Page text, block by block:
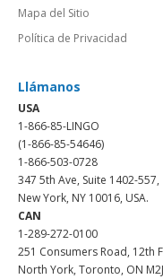
Mapa del Sitio
Política de Privacidad
Llámanos
USA
1-866-85-LINGO
(1-866-85-54646)
1-866-503-0728
347 5th Ave, Suite 1402-557,
New York, NY 10016, USA.
CAN
1-289-272-0100
251 Consumers Road, 12th
North York, Toronto, ON